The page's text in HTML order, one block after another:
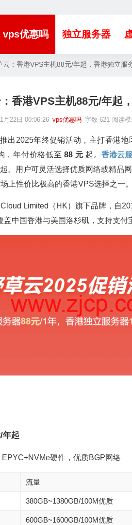
vps优惠吗 独立服务器
：香港VPS主机88元/年起，香港独立服
香港VPS主机88元/年起
月22日 00:06:26 vps优惠吗 字数 621 阅读
推出2025年终促销活动，主打香港
，年付价格低至 88 元 起。香港云
。用户可灵活选择优质网络或精品
上性价比极高的香港VPS选择之一。
Limited（HK）旗下品牌，自
中国香港与美国洛杉矶，支持支付
年起
硬件，优质BGP网络
流量
380GB~1380GB/100M优质
600GB~1600GB/100M优质